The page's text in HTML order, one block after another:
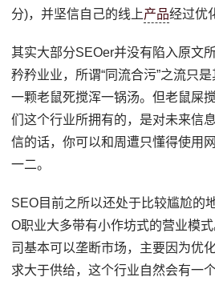
分)，并坚信自己的线上产品经过优
其实大部分SEOer并没有陷入原文
矜矜业业，所谓“同流合污”之流只
一颗老鼠死搅浑一锅汤。但老鼠屎
们这个行业所拥有的，是对未来信
信的话，你可以和周遭只懂得使用
一二。
SEO目前之所以还处于比较尴尬的
O职业大多带有小作坊式的营业模
司基本可以垄断市场，主要因为优
求大于供给，这个行业自然会有一